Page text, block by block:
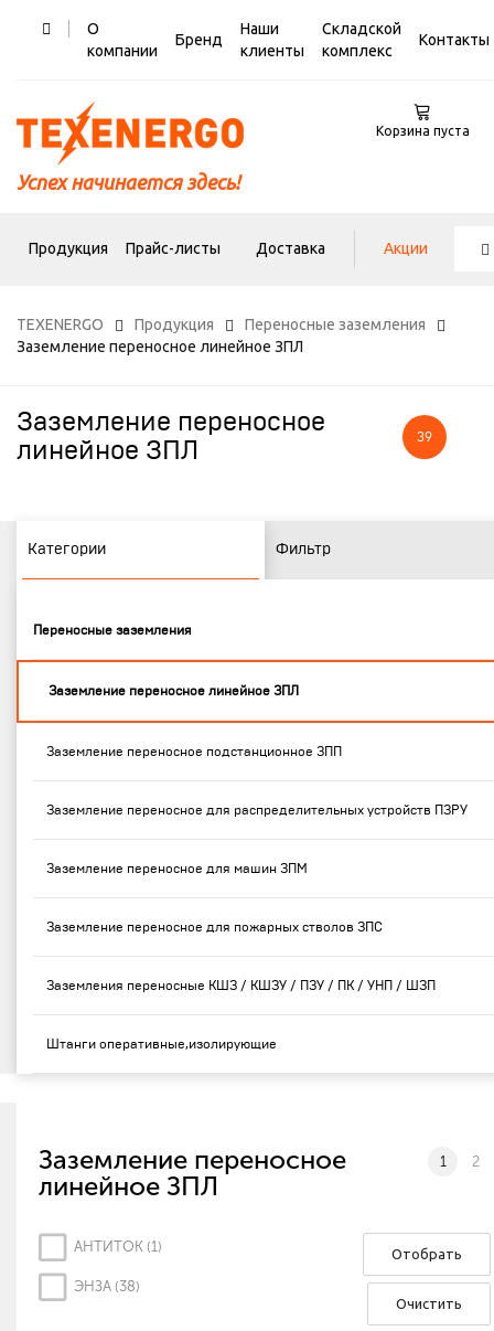
О
компании
Бренд
Наши
клиенты
Складской
комплекс
Контакты
Успех начинается здесь!
Корзина пуста
Продукция Прайс-листы Доставка Акции
TEXENERGO Продукция
Переносные заземления
Заземление переносное линейное ЗПЛ
Заземление переносное
линейное ЗПЛ
39
Категории Фильтр
Переносные заземления
Заземление переносное линейное ЗПЛ
Заземление переносное подстанционное ЗПП
Заземление переносное для распределительных устройств ПЗРУ
Заземление переносное для машин ЗПМ
Заземление переносное для пожарных стволов ЗПС
Заземления переносные КШЗ / КШЗУ / ПЗУ / ПК / УНП / ШЗП
Штанги оперативные,изолирующие
1 2
Заземление переносное
линейное ЗПЛ
Отобрать
Очистить
АНТИТОК (1)
ЭНЗА (38)